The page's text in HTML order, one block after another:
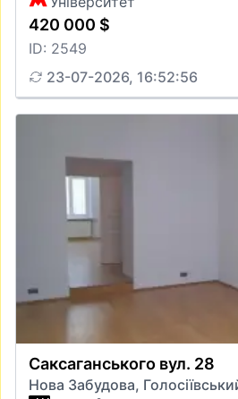
420 000 $
ID: 2549
23-07-2026, 16:52:56
Саксаганського вул. 28
Нова Забудова,